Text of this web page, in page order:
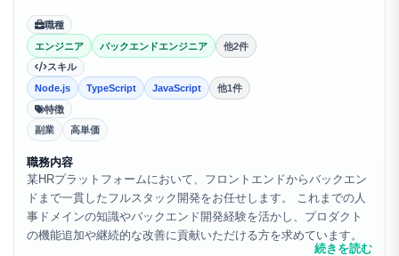
職種
エンジニア
バックエンドエンジニア
他2件
スキル
Node.js
TypeScript JavaScript
他1件
特徴
副業
高単価
職務内容
某HRプラットフォームにおいて、フロントエンドからバックエン
ドまで一貫したフルスタック開発をお任せします。 これまでの人
事ドメインの知識やバックエンド開発経験を活かし、プロダクト
の機能追加や継続的な改善に貢献いただける方を求めています。
続きを読む